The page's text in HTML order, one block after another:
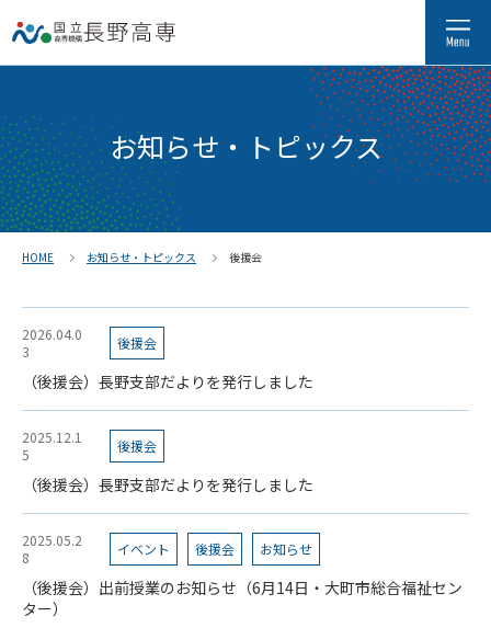
お知らせ・トピックス
HOME お知らせ・トピックス 後援会
2026.04.0
3
後援会
（後援会）長野支部だよりを発行しました
2025.12.1
5
後援会
（後援会）長野支部だよりを発行しました
2025.05.2
8
イベント 後援会 お知らせ
（後援会）出前授業のお知らせ（6月14日・大町市総合福祉セン
ター）